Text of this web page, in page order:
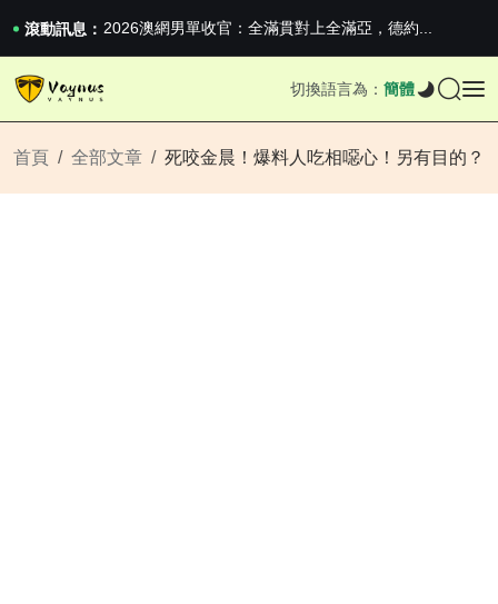
滾動訊息： 2026澳網男單收官：全滿貫對上全滿亞，德約...
《巔峰守衛 Highguard》正式上線，官...
iPhone 16e 釋出，蘋果你不要太離譜
iPhone 16e 釋出，蘋果你不要太離譜
切換語言為： 簡體
首頁 全部文章 死咬金晨！爆料人吃相噁心！另有目的？